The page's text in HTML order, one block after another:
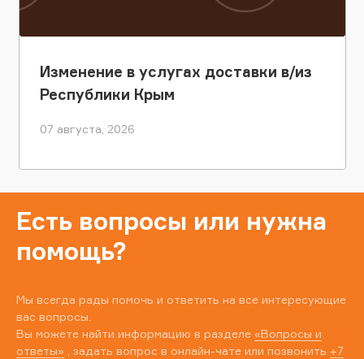
Изменение в услугах доставки в/из
Республики Крым
07 августа, 2026
Есть вопросы или нужна
помощь?
Мы всегда рады помочь и ответить на все интересующие
вас вопросы.
Вы можете найти информацию в разделе «Вопросы и
ответы» , задать вопрос в онлайн-чате или позвонить +7